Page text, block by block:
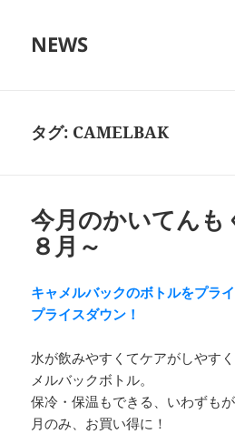
NEWS
タグ: CAMELBAK
今月のかいてんも
８月～
キャメルバックのボトルをプラ
プライスダウン！
水が飲みやすくてケアがしやす
メルバックボトル。
保冷・保温もできる、いわずも
月のみ、お買い得に！